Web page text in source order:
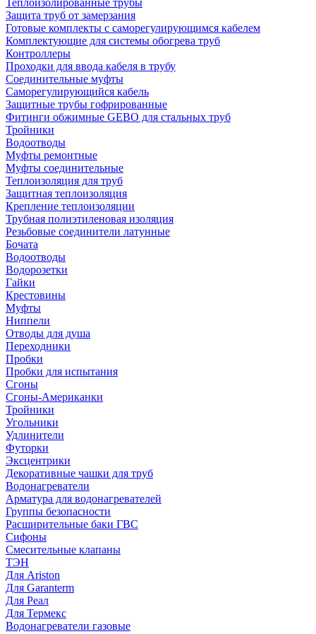
Защита труб от замерзания
Готовые комплекты с саморегулирующимся кабелем
Комплектующие для системы обогрева труб
Контроллеры
Проходки для ввода кабеля в трубу
Соединительные муфты
Саморегулирующийся кабель
Защитные трубы гофрированные
Фитинги обжимные GEBO для стальных труб
Тройники
Водоотводы
Муфты ремонтные
Муфты соединительные
Теплоизоляция для труб
Защитная теплоизоляция
Крепление теплоизоляции
Трубная полиэтиленовая изоляция
Резьбовые соединители латунные
Бочата
Водоотводы
Водорозетки
Гайки
Крестовины
Муфты
Ниппели
Отводы для душа
Переходники
Пробки
Пробки для испытания
Сгоны
Сгоны-Американки
Тройники
Угольники
Удлинители
Футорки
Эксцентрики
Декоративные чашки для труб
Водонагреватели
Арматура для водонагревателей
Группы безопасности
Расширительные баки ГВС
Сифоны
Смесительные клапаны
ТЭН
Для Ariston
Для Garanterm
Для Реал
Для Термекс
Водонагреватели газовые